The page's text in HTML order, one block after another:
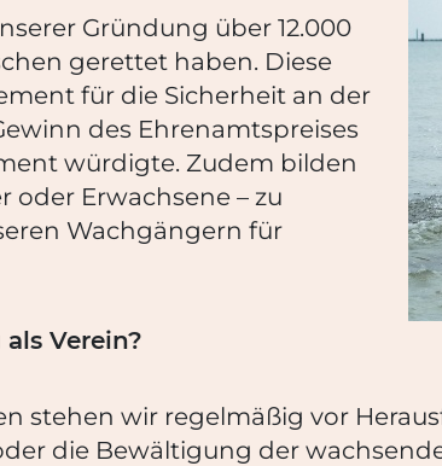
Gründung über 12.000
gerettet haben. Diese
für die Sicherheit an der
des Ehrenamtspreises
würdigte. Zudem bilden
oder Erwachsene – zu
Wachgängern für
Verein?
stehen wir regelmäßig vor
die Bewältigung der